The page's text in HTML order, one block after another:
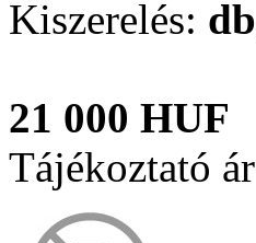
Kiszerelés: db
21 000 HUF
Tájékoztató ár